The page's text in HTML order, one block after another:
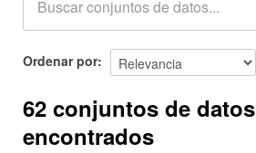
Acerca de
Ordenar por
62 conjuntos de datos
encontrados